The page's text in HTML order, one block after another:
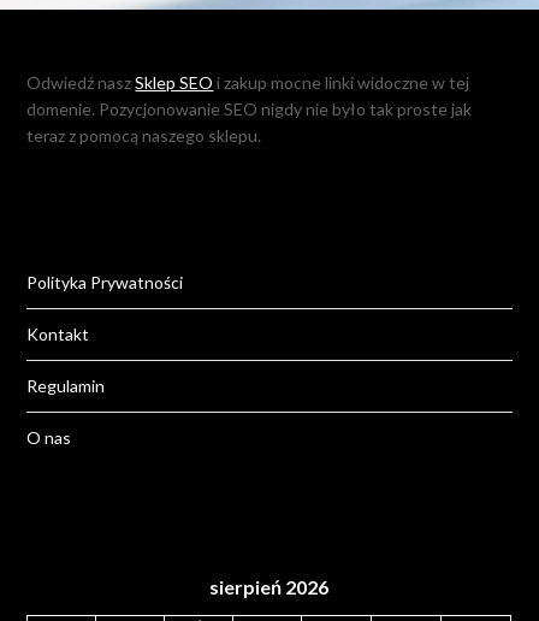
Odwiedź naszSklep SEO i zakup mocne linki widoczne w tej
domenie. Pozycjonowanie SEO nigdy nie było tak proste jak
teraz z pomocą naszego sklepu.
Polityka Prywatności
Kontakt
Regulamin
O nas
sierpień 2026